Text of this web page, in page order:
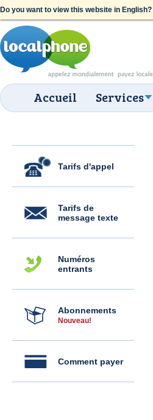
Do you want to view this website in English?
Accueil Services
Tarifs d'appel
Tarifs de
message texte
Numéros
entrants
Abonnements
Nouveau!
Comment payer